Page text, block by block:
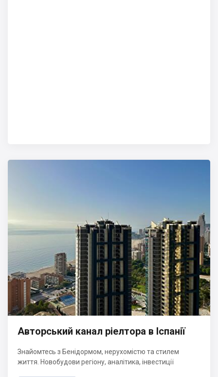
Авторський канал ріелтора в Іспанії
Знайомтесь з Бенідормом, нерухомістю та стилем
життя. Новобудови регіону, аналітика, інвестиції